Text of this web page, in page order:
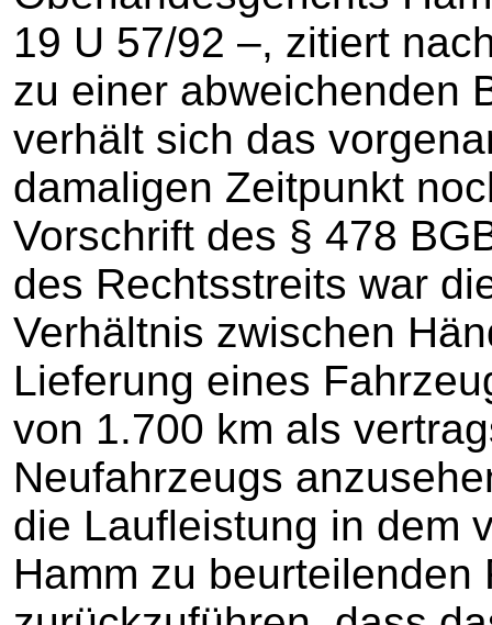
19 U 57/92 –, zitiert
zu einer abweichenden
verhält sich das
damaligen Zeitpunkt
Vorschrift des § 478
des Rechtsstreits war
Verhältnis zwischen
Lieferung eines
von 1.700 km als
Neufahrzeugs
die Laufleistung in dem
Hamm zu beurteilenden